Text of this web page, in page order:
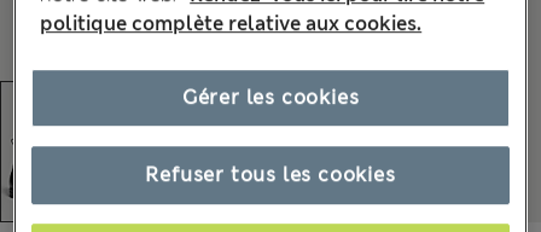
politique complète relative aux cookies.
Refuser tous les cookies
Gérer les cookies